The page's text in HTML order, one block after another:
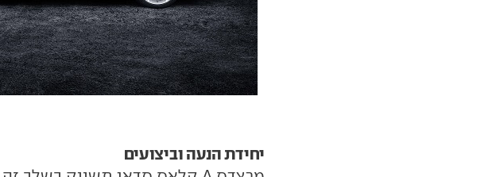
יחידת הנעה וביצועים